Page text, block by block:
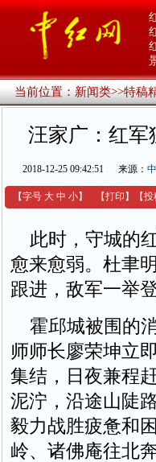
当前位置：新闻类>>特稿
汪家广：红军
2018-12-25 09:42:51 来源：
【字号 大 中 小】 【打印 】 【投
此时，守城的
愈来愈弱。杜聿
跟进，敌军一举
霍邱城被围的
师师长廖荣坤立
集结，日夜兼程
泥泞，沿途山陡
毅力战胜疲惫和
岭、诸佛庵往北